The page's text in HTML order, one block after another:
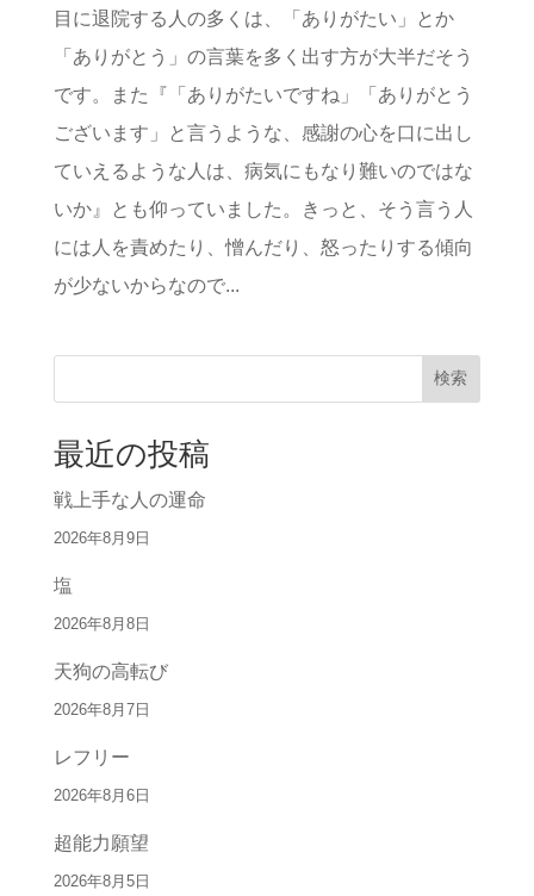
目に退院する人の多くは、「ありがたい」とか
「ありがとう」の言葉を多く出す方が大半だそう
です。また『「ありがたいですね」「ありがとう
ございます」と言うような、感謝の心を口に出し
ていえるような人は、病気にもなり難いのではな
いか』とも仰っていました。きっと、そう言う人
には人を責めたり、憎んだり、怒ったりする傾向
が少ないからなので...
検索
最近の投稿
戦上手な人の運命
2026年8月9日
塩
2026年8月8日
天狗の高転び
2026年8月7日
レフリー
2026年8月6日
超能力願望
2026年8月5日